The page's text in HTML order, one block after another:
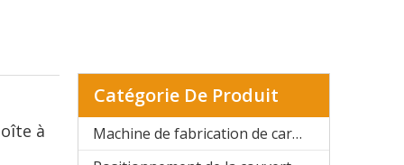
à
Catégorie De Produit
Machine de fabrication de cartons rigides automatique